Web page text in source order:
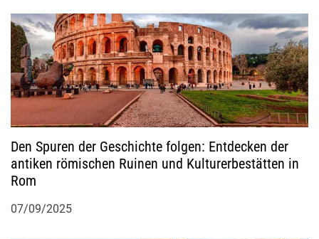
Den Spuren der Geschichte folgen: Entdecken der
antiken römischen Ruinen und Kulturerbestätten in
Rom
07/09/2025